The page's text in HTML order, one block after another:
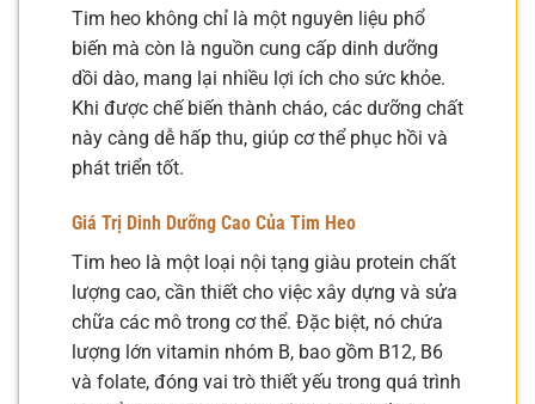
Tim heo không chỉ là một nguyên liệu phổ
biến mà còn là nguồn cung cấp dinh dưỡng
dồi dào, mang lại nhiều lợi ích cho sức khỏe.
Khi được chế biến thành cháo, các dưỡng chất
này càng dễ hấp thu, giúp cơ thể phục hồi và
phát triển tốt.
Giá Trị Dinh Dưỡng Cao Của Tim Heo
Tim heo là một loại nội tạng giàu protein chất
lượng cao, cần thiết cho việc xây dựng và sửa
chữa các mô trong cơ thể. Đặc biệt, nó chứa
lượng lớn vitamin nhóm B, bao gồm B12, B6
và folate, đóng vai trò thiết yếu trong quá trình